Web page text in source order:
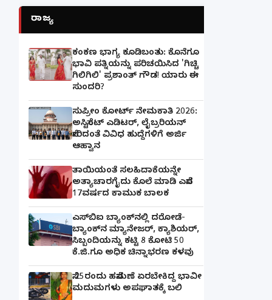
ರಾಜ್ಯ
ಕಂಕಣ ಭಾಗ್ಯ ಕೂಡಿಬಂತು: ಕೊನೆಗೂ
ಭಾವಿ ಪತ್ನಿಯನ್ನು ಪರಿಚಯಿಸಿದ 'ಗಿಚ್ಚಿ
ಗಿಲಿಗಿಲಿ' ಪ್ರಶಾಂತ್ ಗೌಡ! ಯಾರು ಈ
ಸುಂದರಿ?
ಸುಪ್ರೀಂ ಕೋರ್ಟ್ ನೇಮಕಾತಿ 2026:
ಅಸಿಸ್ಟೆಂಟ್ ಎಡಿಟರ್, ಲೈಬ್ರರಿಯನ್
ಸೇರಿದಂತೆ ವಿವಿಧ ಹುದ್ದೆಗಳಿಗೆ ಅರ್ಜಿ
ಆಹ್ವಾನ
ತಾಯಿಯಂತೆ ಸಲಹಿದಾಕೆಯನ್ನೇ
ಅತ್ಯಾಚಾರಗೈದು ಕೊಲೆ ಮಾಡಿ ಎಸೆದ
17ವರ್ಷದ ಕಾಮುಕ ಬಾಲಕ
ಎಸ್‌ಬಿಐ ಬ್ಯಾಂಕ್‌ನಲ್ಲಿ‌ ದರೋಡೆ-
ಬ್ಯಾಂಕ್​ನ ಮ್ಯಾನೇಜರ್‌, ಕ್ಯಾಶಿಯರ್‌,
ಸಿಬ್ಬಂದಿಯನ್ನು ಕಟ್ಟಿ 8 ಕೋಟಿ 50
ಕೆ.ಜಿ.ಗೂ ಅಧಿಕ ಚಿನ್ನಾಭರಣ ಕಳವು
ಸೆ.25ರಂದು ಹಸೆಮಣೆ ಏರಬೇಕಿದ್ದ ಭಾವೀ
ಮದುಮಗಳು ಅಪಘಾತಕ್ಕೆ ಬಲಿ